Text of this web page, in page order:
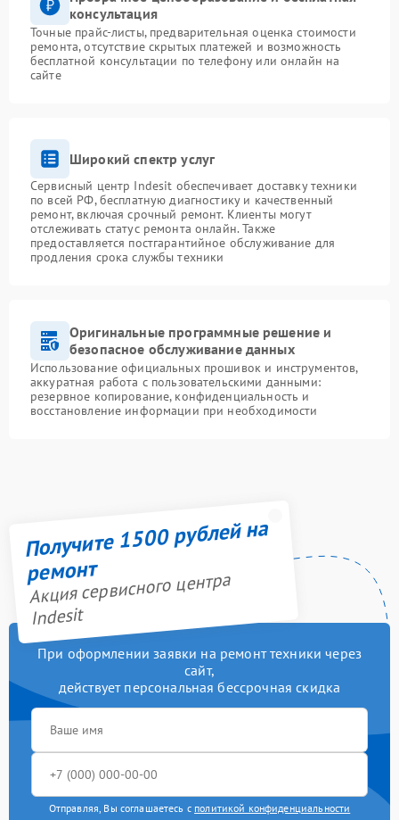
консультация
Точные прайс-листы, предварительная оценка стоимости
ремонта, отсутствие скрытых платежей и возможность
бесплатной консультации по телефону или онлайн на
сайте
Широкий спектр услуг
Сервисный центр Indesit обеспечивает доставку техники
по всей РФ, бесплатную диагностику и качественный
ремонт, включая срочный ремонт. Клиенты могут
отслеживать статус ремонта онлайн. Также
предоставляется постгарантийное обслуживание для
продления срока службы техники
Оригинальные программные решение и
безопасное обслуживание данных
Использование официальных прошивок и инструментов,
аккуратная работа с пользовательскими данными:
резервное копирование, конфиденциальность и
восстановление информации при необходимости
Получите 1500 рублей на
ремонт
Акция сервисного центра
Indesit
При оформлении заявки на ремонт техники через
сайт,
действует персональная бессрочная скидка
Отправляя, Вы соглашаетесь с политикой конфиденциальности